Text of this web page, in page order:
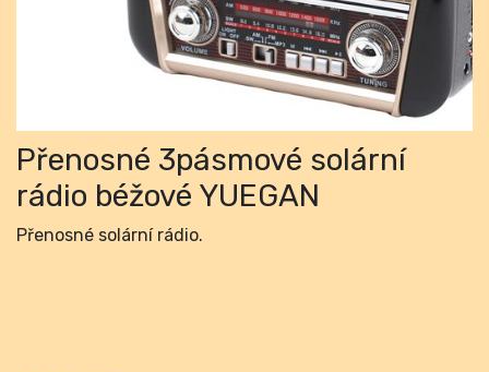
Přenosné 3pásmové solární
rádio béžové YUEGAN
Přenosné solární rádio.